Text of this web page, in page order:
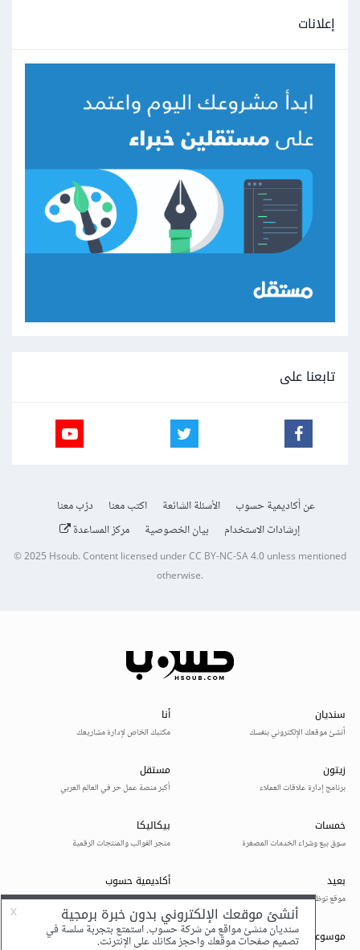
إعلانات
تابعنا على
عن أكاديمية حسوب الأسئلة الشائعة اكتب معنا
درّب معنا
إرشادات الاستخدام
بيان الخصوصية مركز المساعدة
© 2025Hsoub.Content licensed underCC BY-NC-SA 4.0unless mentioned
otherwise.